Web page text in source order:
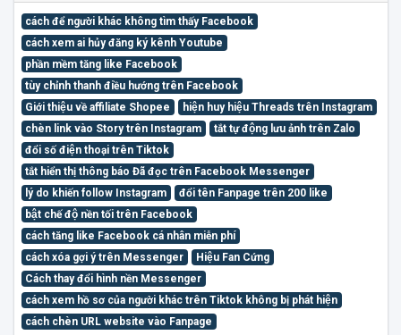
cách để người khác không tìm thấy Facebook
cách xem ai hủy đăng ký kênh Youtube
phần mềm tăng like Facebook
tùy chỉnh thanh điều hướng trên Facebook
Giới thiệu về affiliate Shopee
hiện huy hiệu Threads trên Instagram
chèn link vào Story trên Instagram
tắt tự động lưu ảnh trên Zalo
đổi số điện thoại trên Tiktok
tắt hiển thị thông báo Đã đọc trên Facebook Messenger
lý do khiến follow Instagram
đổi tên Fanpage trên 200 like
bật chế độ nền tối trên Facebook
cách tăng like Facebook cá nhân miễn phí
cách xóa gợi ý trên Messenger
Hiệu Fan Cứng
Cách thay đổi hình nền Messenger
cách xem hồ sơ của người khác trên Tiktok không bị phát hiện
cách chèn URL website vào Fanpage